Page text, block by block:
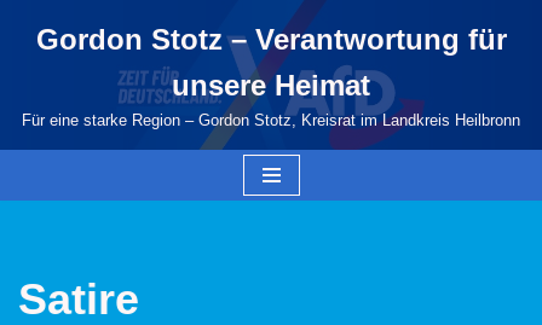
springen
Gordon Stotz – Verantwortung für
unsere Heimat
Für eine starke Region – Gordon Stotz, Kreisrat im Landkreis Heilbronn
Satire